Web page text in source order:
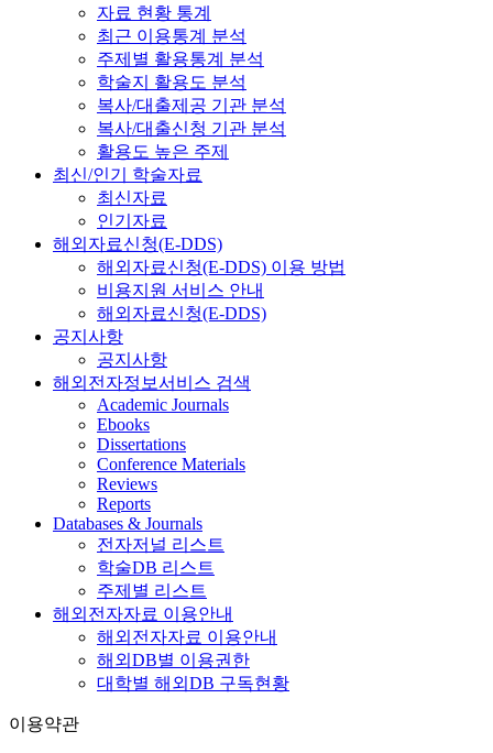
자료 현황 통계
최근 이용통계 분석
주제별 활용통계 분석
학술지 활용도 분석
복사/대출제공 기관 분석
복사/대출신청 기관 분석
활용도 높은 주제
최신/인기 학술자료
최신자료
인기자료
해외자료신청(E-DDS)
해외자료신청(E-DDS) 이용 방법
비용지원 서비스 안내
해외자료신청(E-DDS)
공지사항
공지사항
해외전자정보서비스 검색
Academic Journals
Ebooks
Dissertations
Conference Materials
Reviews
Reports
Databases & Journals
전자저널 리스트
학술DB 리스트
주제별 리스트
해외전자자료 이용안내
해외전자자료 이용안내
해외DB별 이용권한
대학별 해외DB 구독현황
이용약관